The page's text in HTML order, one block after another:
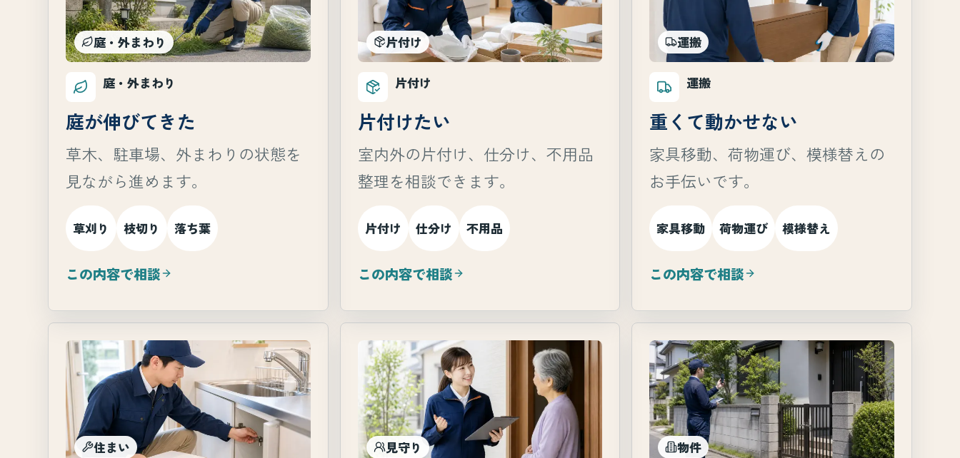
庭・外まわり
庭・外まわり
庭が伸びてきた
草木、駐車場、外まわりの状態を
見ながら進めます。
草刈り 枝切り 落ち葉
この内容で相談
片付け
片付け
片付けたい
室内外の片付け、仕分け、不用品
整理を相談できます。
片付け 仕分け 不用品
この内容で相談
運搬
運搬
重くて動かせない
家具移動、荷物運び、模様替えの
お手伝いです。
家具移動 荷物運び 模様替え
この内容で相談
住まい 見守り 物件